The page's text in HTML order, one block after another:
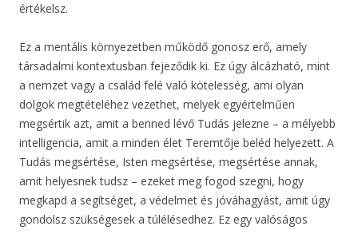
értékelsz.
Ez a mentális környezetben működő gonosz erő, amely
társadalmi kontextusban fejeződik ki. Ez úgy álcázható, mint
a nemzet vagy a család felé való kötelesség, ami olyan
dolgok megtételéhez vezethet, melyek egyértelműen
megsértik azt, amit a benned lévő Tudás jelezne – a mélyebb
intelligencia, amit a minden élet Teremtője beléd helyezett. A
Tudás megsértése, Isten megsértése, megsértése annak,
amit helyesnek tudsz – ezeket meg fogod szegni, hogy
megkapd a segítséget, a védelmet és jóváhagyást, amit úgy
gondolsz szükségesek a túlélésedhez. Ez egy valóságos